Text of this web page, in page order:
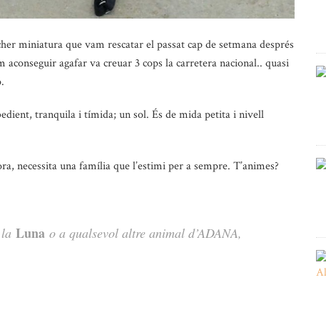
miniatura que vam rescatar el passat cap de setmana després
agafar va creuar 3 cops la carretera nacional.. quasi
tranquila i tímida; un sol. És de mida petita i nivell
necessita una família que l’estimi per a sempre. T’animes?
Luna o a qualsevol altre animal d’ADANA,